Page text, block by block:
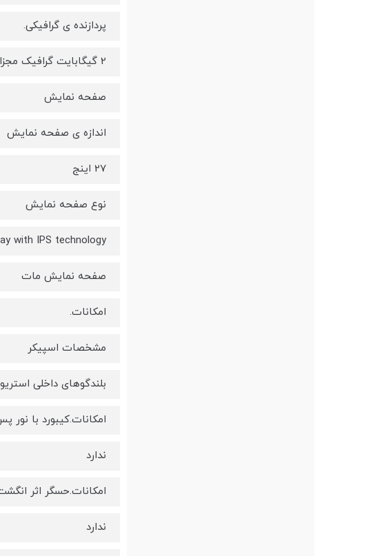
پردازنده ی گرافیکی.
2 گیگابایت گرافیک مجزا
صفحه نمایش
اندازه ی صفحه نمایش
27 اینج
نوع صفحه نمايش
with IPS technology
صفحه نمایش مات
امکانات.
مشخصات اسپیکر
بلندگوهای داخلی استریو
امکانات.کیبورد با نور
ندارد
امکانات.حسگر اثر
ندارد